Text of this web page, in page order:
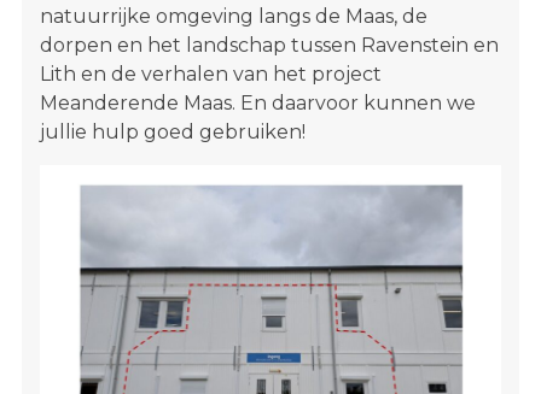
natuurrijke omgeving langs de Maas, de
dorpen en het landschap tussen Ravenstein en
Lith en de verhalen van het project
Meanderende Maas. En daarvoor kunnen we
jullie hulp goed gebruiken!